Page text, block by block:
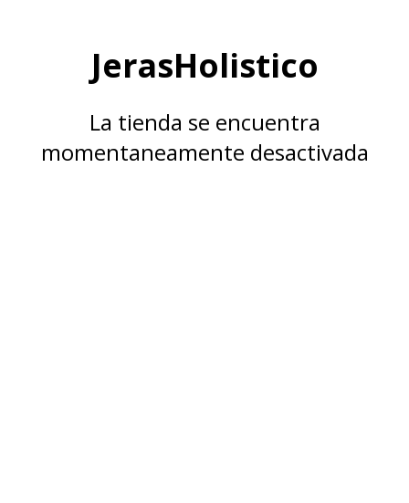
JerasHolistico
La tienda se encuentra
momentaneamente desactivada